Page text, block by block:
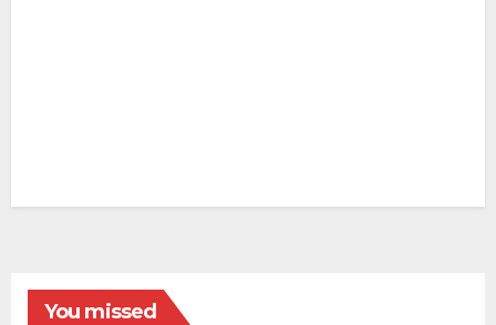
You missed